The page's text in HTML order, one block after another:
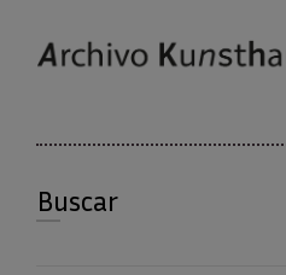
Buscar